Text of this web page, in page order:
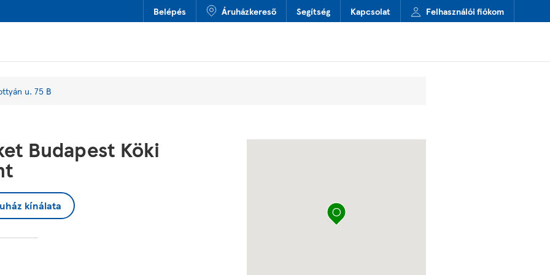
Belépés Áruházkereső Segítség Kapcsolat Felhasználói fiókom
u. 75 B
Budapest Köki
kínálata térkép kitűző